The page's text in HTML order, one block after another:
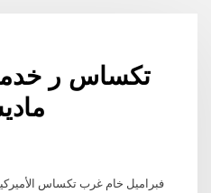
تكساس ر
فبراميل خام غرب تكساس